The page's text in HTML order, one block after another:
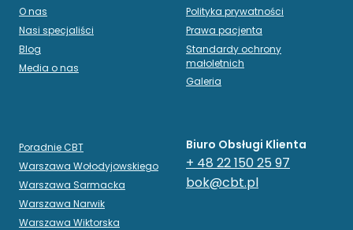
O nas
Nasi specjaliści
Blog
Media o nas
Poradnie CBT
Warszawa Wołodyjowskiego
Warszawa Sarmacka
Warszawa Narwik
Warszawa Wiktorska
Polityka prywatności
Prawa pacjenta
Standardy ochrony
małoletnich
Galeria
Biuro Obsługi Klienta
+ 48 22 150 25 97
bok@cbt.pl